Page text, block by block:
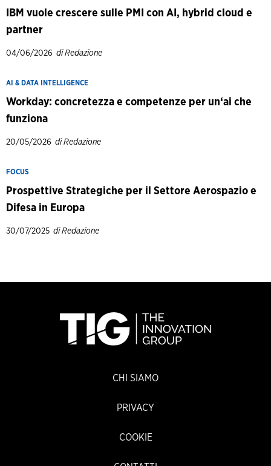
IBM vuole crescere sulle PMI con AI, hybrid cloud e
partner
04/06/2026 di Redazione
AI & DATA INTELLIGENCE
Workday: concretezza e competenze per un‘ai che
funziona
20/05/2026 di Redazione
FOCUS
Prospettive Strategiche per il Settore Aerospazio e
Difesa in Europa
30/07/2025 di Redazione
CHI SIAMO
PRIVACY
COOKIE